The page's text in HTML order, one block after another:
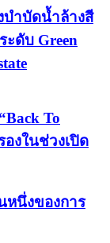
บำบัดน้ำล้างสี
ะดับ Green
To
งในช่วงเปิด
นึ่งของการ